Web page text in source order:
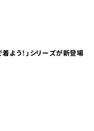
の空港をTシャツで着よう！」シリーズが新登場